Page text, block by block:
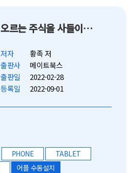
오르는 주식을 사들이는 차트매매법
저자
황족 저
출판사
메이트북스
출판일
2022-02-28
등록일
2022-09-01
PHONE
TABLET
어플 수동설치